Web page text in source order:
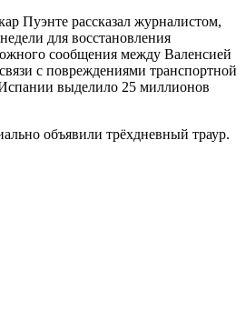
Пуэнте рассказал журналистом,
для восстановления
сообщения между Валенсией
с повреждениями транспортной
выделило 25 миллионов
объявили трёхдневный траур.